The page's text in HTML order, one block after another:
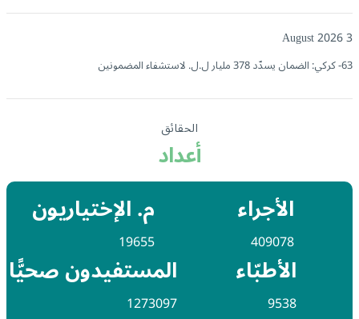
3 August 2026
63- كركي: الضمان يسدّد 378 مليار ل.ل. لاستشفاء المضمونين
الحقائق
أعداد
الأجراء
409078
م. الإختياريون
19655
الأطبّاء
9538
المستفيدون صحيًّا
1273097